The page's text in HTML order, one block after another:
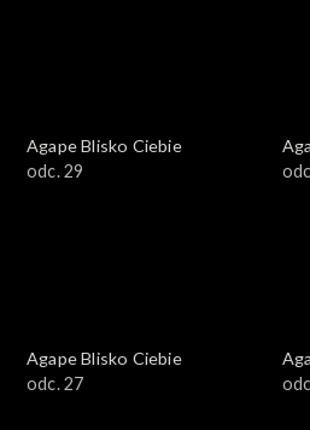
Agape Blisko Ciebie
odc. 29
Agape Blisko Ciebie
odc. 27